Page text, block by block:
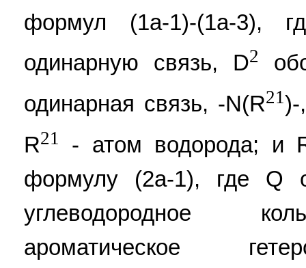
формул (1a-1)-(1a-3),
одинарную связь, D2
одинарная связь, -N(R21)-
R21
- атом водорода; и
формулу (2a-1), где Q
углеводородное
ароматическое